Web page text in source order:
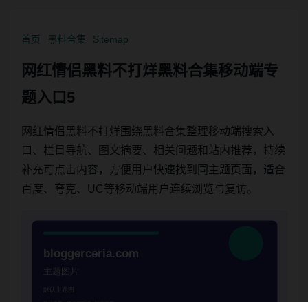
首页 黑料合集 Sitemap
网红情侣黑料不打烊黑料合集移动端专
题入口5
网红情侣黑料不打烊围绕黑料合集整理移动端搜索入
口、栏目导航、图文摘要、相关问题和站内推荐，持续
补充可点击内容，方便用户快速找到同主题页面，适合
百度、夸克、UC等移动端用户连续浏览与复访。